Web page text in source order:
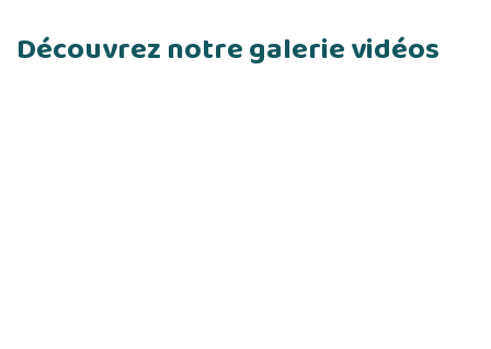
Découvrez notre galerie vidéos